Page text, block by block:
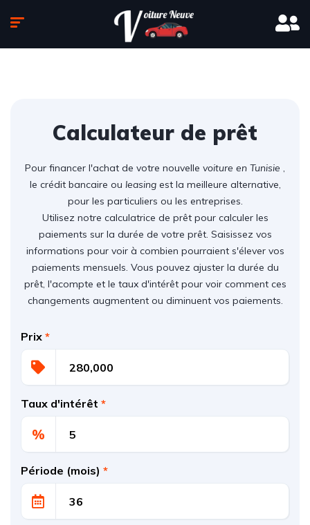
Calculateur de prêt
Pour financer l'achat de votre nouvelle voiture en Tunisie ,
le crédit bancaire ou leasingest la meilleure alternative,
pour les particuliers ou les entreprises.
Utilisez notre calculatrice de prêt pour calculer les
paiements sur la durée de votre prêt. Saisissez vos
informations pour voir à combien pourraient s'élever vos
paiements mensuels. Vous pouvez ajuster la durée du
prêt, l'acompte et le taux d'intérêt pour voir comment ces
changements augmentent ou diminuent vos paiements.
Prix *
Taux d'intérêt *
%
Période (mois) *